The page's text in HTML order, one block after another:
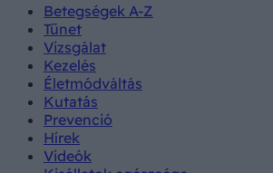
Betegségek A-Z
Tünet
Vizsgálat
Kezelés
Életmódváltás
Kutatás
Prevenció
Hírek
Videók